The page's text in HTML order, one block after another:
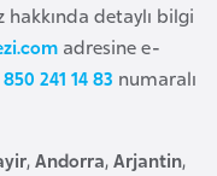
detaylı bilgi
adresine e-
241 14 83 numaralı
,Andorra,Arjantin,